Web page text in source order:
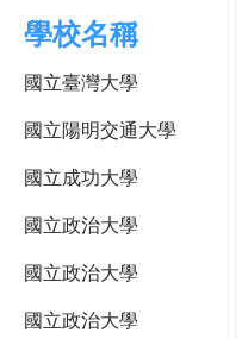
學校名稱
國立臺灣大學
國立陽明交通大學
國立成功大學
國立政治大學
國立政治大學
國立政治大學